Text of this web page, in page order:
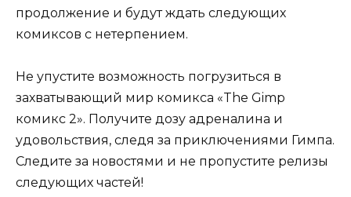
продолжение и будут ждать следующих
комиксов с нетерпением.
Не упустите возможность погрузиться в
захватывающий мир комикса «The Gimp
комикс 2». Получите дозу адреналина и
удовольствия, следя за приключениями Гимпа.
Следите за новостями и не пропустите релизы
следующих частей!